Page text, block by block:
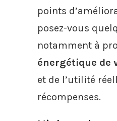
points
posez-vous
notamment à
énergétique de
et de l’utilité
récompenses.